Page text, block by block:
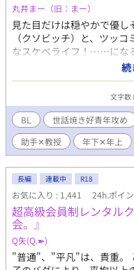
ベントに巻き込まれてるん
命、どうなっちゃうんだ！
が攻略対象及びその周辺
話です。主人公が攻めで、
死ネタ、ちょくちょく虐
た後は基本ゆるい愛され系
丸井まー（旧：まー）
見た目だけは穏やかで優
（クソビッチ）と、ツッ
なスケベライフ！……にな
世話焼き好青年助手がわ
年助手✕クソビッチおっさ
ーンライトノベルズさん
続
文字数
BL 世話焼き好青年攻め
助手✕教授
年下✕年上
長編 連載中 R18
お気に入り : 1,441 24h.ポイ
超高級会員制レンタル
会。』
Q矢(Q.➽)
"普通"、"平凡"は、貴重。